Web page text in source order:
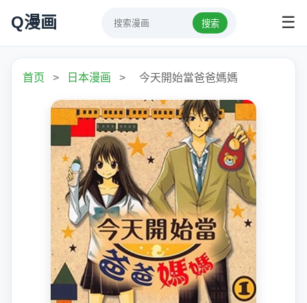
Q漫画 搜索 ☰
首页 > 日本漫画 > 今天開始當爸爸媽媽